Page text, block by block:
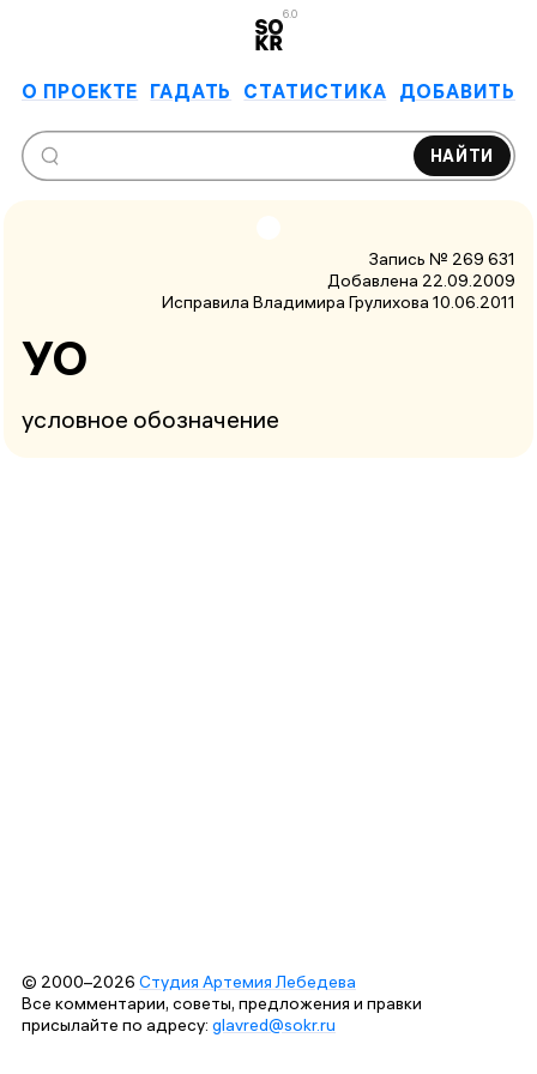
6.0
О ПРОЕКТЕ ГАДАТЬ СТАТИСТИКА ДОБАВИТЬ
НАЙТИ
Запись № 269 631
Добавлена 22.09.2009
Исправила Владимира Грулихова 10.06.2011
УО
условное обозначение
© 2000–2026 Студия Артемия Лебедева
Все комментарии, советы, предложения и правки
присылайте по адресу: glavred@sokr.ru